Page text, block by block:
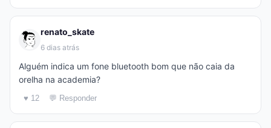
renato_skate
6 dias atrás
Alguém indica um fone bluetooth bom que não caia da
orelha na academia?
♥ 12 💬 Responder